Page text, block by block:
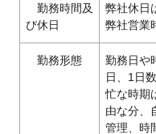
勤務時間及
び休日
弊社休日
弊社営業
勤務形態
勤務日や
日、1日
忙な時期
由な分、
管理、時